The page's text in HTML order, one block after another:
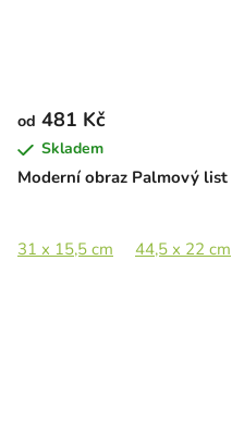
Moderní obraz Palmový list
od 481 Kč
Skladem
31 x 15,5 cm 44,5 x 22 cm